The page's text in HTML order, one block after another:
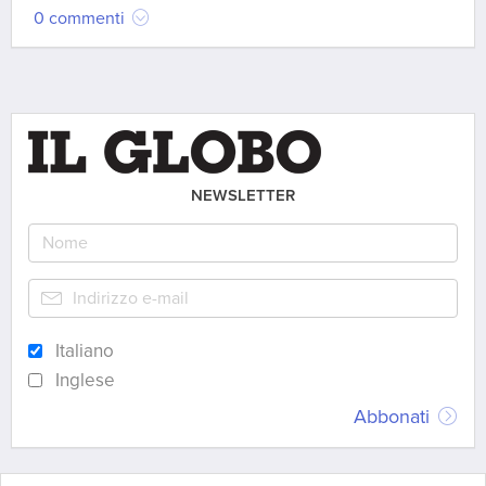
0 commenti
NEWSLETTER
Italiano
Inglese
Abbonati